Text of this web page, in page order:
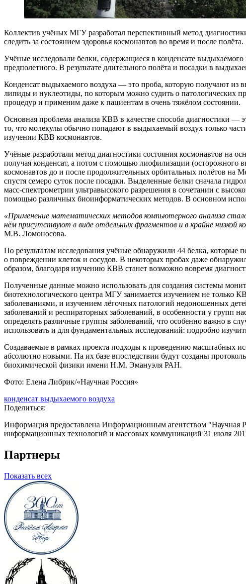
Коллектив учёных МГУ разработал перспективный метод
следить за состоянием здоровья космонавтов во время и после
Учёные исследовали белки, содержащиеся в конденсате
предполетного. В результате длительного полёта и посадки в
Конденсат выдыхаемого воздуха — это проба, которую получают из
липиды и нуклеотиды, по которым можно судить о патологических
процедур и применим даже к пациентам в очень тяжёлом состоянии.
Основная проблема анализа КВВ в качестве способа диагностики —
то, что молекулы обычно попадают в выдыхаемый воздух только
изучении КВВ космонавтов.
Учёные разработали метод диагностики состояния космонавтов на
получая конденсат, а потом с помощью лиофилизации (осторожного
космонавтов до и после продолжительных орбитальных полётов на
спустя семеро суток после посадки. Выделенные белки сначала
масс-спектрометрии ультравысокого разрешения в сочетании с
помощью различных биоинформатических методов. В основном
«Применение математических методов компьютерного анализа
нём присутствуют в виде отдельных фрагментов и в крайне низкой
М.В. Ломоносова.
По результатам исследования учёные обнаружили 44 белка, которые
о повреждении клеток и сосудов. В некоторых пробах даже
образом, благодаря изучению КВВ станет возможно вовремя
Полученные данные можно использовать для создания системы
биотехнологического центра МГУ занимается изучением не только
заболеваниями, и изучением лёгочных патологий недоношенных
заболеваний и респираторных заболеваний, в особенности у групп
определять различные группы заболеваний, что особенно важно в
использовать и для фундаментальных исследований: подробно
Создаваемые в рамках проекта подходы к проведению масштабных
абсолютно новыми. На их базе впоследствии будут созданы
биохимической физики имени Н.М. Эмануэля РАН.
Фото: Елена Либрик/«Научная Россия»
конденсат выдыхаемого воздуха
Поделиться:
Информация предоставлена Информационным агентством
информационных технологий и массовых коммуникаций 31 июля
Партнеры
Показать всех